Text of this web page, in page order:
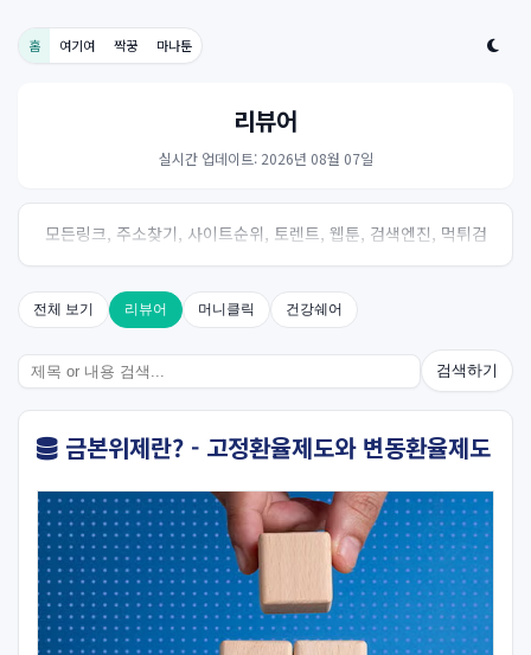
홈 여기여 짝꿍 마나툰
리뷰어
실시간 업데이트: 2026년 08월 07일
모든링크, 주소찾기, 사이트순위, 토렌트, 웹툰, 검색엔진, 먹튀검
증, 스포츠, 드라마, 커뮤니티 링크사이트! 여기여
전체 보기 리뷰어 머니클릭 건강쉐어
검색하기
금본위제란? - 고정환율제도와 변동환율제도